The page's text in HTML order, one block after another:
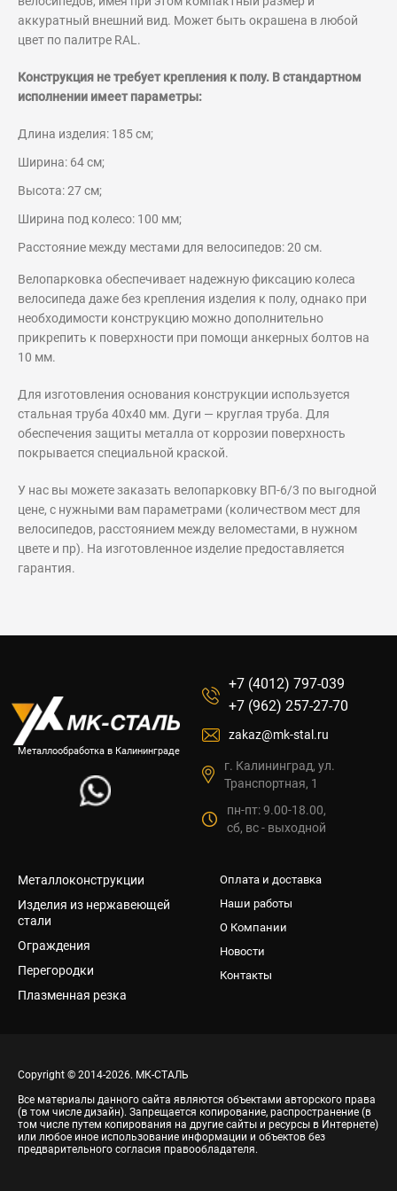
аккуратный внешний вид. Может быть окрашена в любой
цвет по палитре RAL.
Конструкция не требует крепления к полу. В стандартном
исполнении имеет параметры:
Длина изделия: 185 см;
Ширина: 64 см;
Высота: 27 см;
Ширина под колесо: 100 мм;
Расстояние между местами для велосипедов: 20 см.
Велопарковка обеспечивает надежную фиксацию колеса
велосипеда даже без крепления изделия к полу, однако при
необходимости конструкцию можно дополнительно
прикрепить к поверхности при помощи анкерных болтов на
10 мм.
Для изготовления основания конструкции используется
стальная труба 40х40 мм. Дуги — круглая труба. Для
обеспечения защиты металла от коррозии поверхность
покрывается специальной краской.
У нас вы можете заказать велопарковку ВП-6/3 по выгодной
цене, с нужными вам параметрами (количеством мест для
велосипедов, расстоянием между веломестами, в нужном
цвете и пр). На изготовленное изделие предоставляется
гарантия.
Металлообработка в Калининграде
Металлоконструкции
Изделия из нержавеющей
стали
Ограждения
Перегородки
Плазменная резка
Оплата и доставка
Наши работы
О Компании
Новости
Контакты
+7 (4012) 797-039
+7 (962) 257-27-70
zakaz@mk-stal.ru
г. Калининград, ул.
Транспортная, 1
пн-пт: 9.00-18.00,
сб, вс - выходной
Copyright © 2014-2026. МК-СТАЛЬ
Все материалы данного сайта являются объектами авторского права
(в том числе дизайн). Запрещается копирование, распространение (в
том числе путем копирования на другие сайты и ресурсы в Интернете)
или любое иное использование информации и объектов без
предварительного согласия правообладателя.